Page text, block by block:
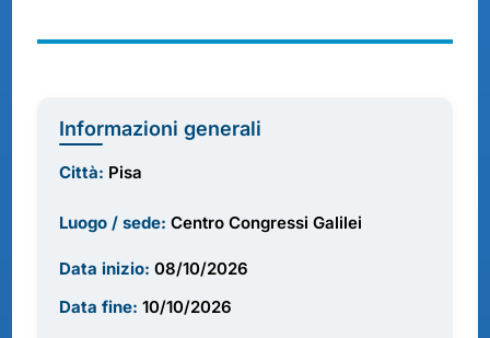
Informazioni generali
Città: Pisa
Luogo / sede: Centro Congressi Galilei
Data inizio: 08/10/2026
Data fine: 10/10/2026